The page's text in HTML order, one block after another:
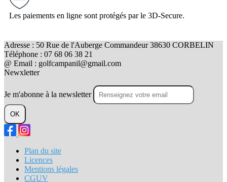
Les paiements en ligne sont protégés par le 3D-Secure.
Adresse : 50 Rue de l'Auberge Commandeur 38630 CORBELIN
Téléphone : 07 68 06 38 21
@ Email : golfcampanil@gmail.com
Newxletter
Je m'abonne à la newsletter
OK
Plan du site
Licences
Mentions légales
CGUV